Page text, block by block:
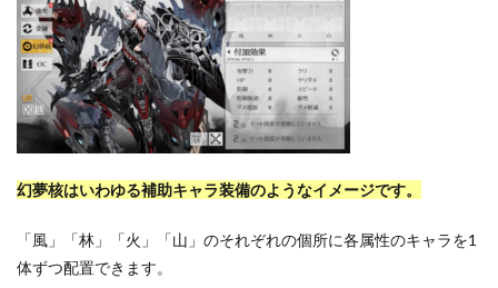
幻夢核はいわゆる補助キャラ装備のようなイメージです。
「風」「林」「火」「山」のそれぞれの個所に各属性のキャラを1
体ずつ配置できます。